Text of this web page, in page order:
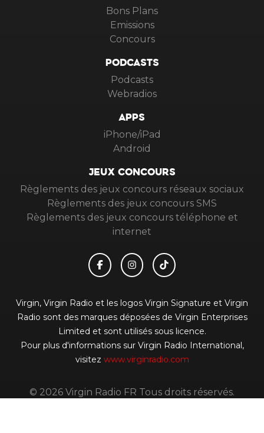
Bons Plans
Emissions
Concours
PODCASTS
Podcasts
Webradios
APPS
iPhone/iPad
Android
JEUX CONCOURS
Règlements des jeux concours réseaux sociaux
Règlements des jeux concours SMS
Règlements des jeux concours téléphone et
internet
Virgin, Virgin Radio et les logos Virgin Signature et Virgin
Radio sont des marques déposées de Virgin Enterprises
Limited et sont utilisés sous licence.
Pour plus d'informations sur Virgin Radio International,
visitez www.virginradio.com
© 2026 Virgin Radio FR Tous droits réservés.